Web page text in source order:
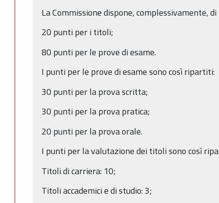
La Commissione dispone, complessivamente,
20 punti per i titoli;
80 punti per le prove di esame.
I punti per le prove di esame sono così ripartiti:
30 punti per la prova scritta;
30 punti per la prova pratica;
20 punti per la prova orale.
I punti per la valutazione dei titoli sono così
Titoli di carriera: 10;
Titoli accademici e di studio: 3;